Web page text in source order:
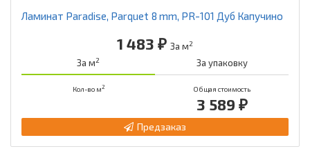
Ламинат Paradise, Parquet 8 mm, PR-101 Дуб Капучино
1 483 ₽ За м2
За м2 За упаковку
Кол-во м2 Общая стоимость
3 589 ₽
Предзаказ